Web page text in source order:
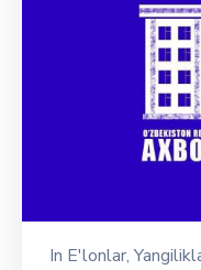
In E'lonlar‚